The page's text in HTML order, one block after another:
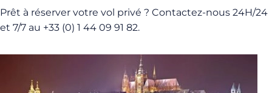
Prêt à réserver votre vol privé ? Contactez-nous 24H/24
et 7/7 au +33 (0) 1 44 09 91 82.